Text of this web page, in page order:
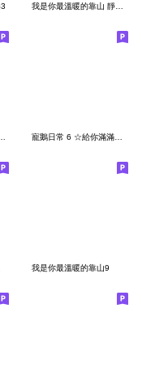
我是你最溫暖的靠山 靜態小貼圖!3-1
寵鵝日常 6 ☆給你滿滿情緒價值☆
我是你最溫暖的靠山9